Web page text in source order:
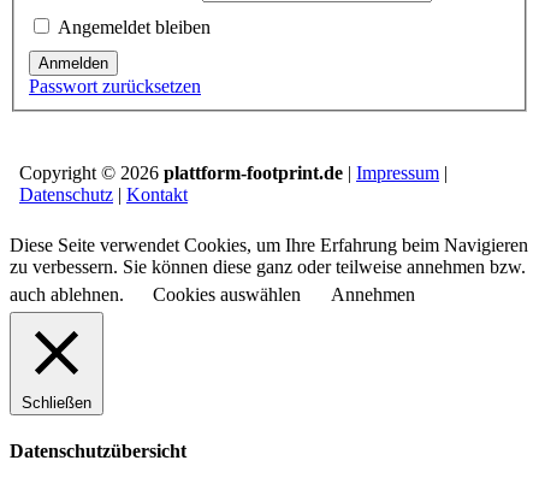
Angemeldet bleiben
Anmelden
Passwort zurücksetzen
Copyright © 2026 plattform-footprint.de | Impressum |
Datenschutz | Kontakt
Diese Seite verwendet Cookies, um Ihre Erfahrung beim Navigieren
zu verbessern. Sie können diese ganz oder teilweise annehmen bzw.
auch ablehnen.
Cookies auswählen Annehmen
Schließen
Datenschutzübersicht